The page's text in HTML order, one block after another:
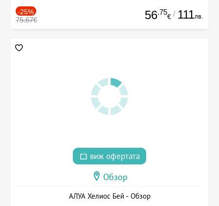
-25%
75.67€ 56.75
€ / 111лв.
виж офертата
Обзор
АЛУА Хелиос Бей - Обзор